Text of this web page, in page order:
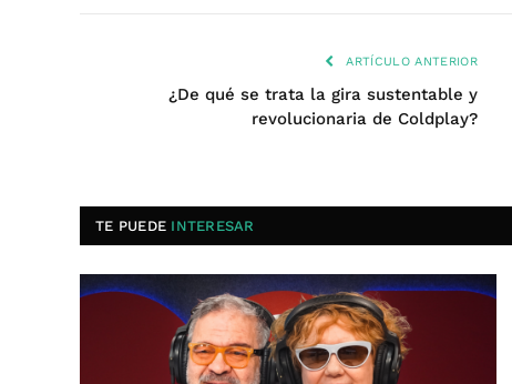
ARTÍCULO ANTERIOR
¿De qué se trata la gira sustentable y
revolucionaria de Coldplay?
TE PUEDE INTERESAR